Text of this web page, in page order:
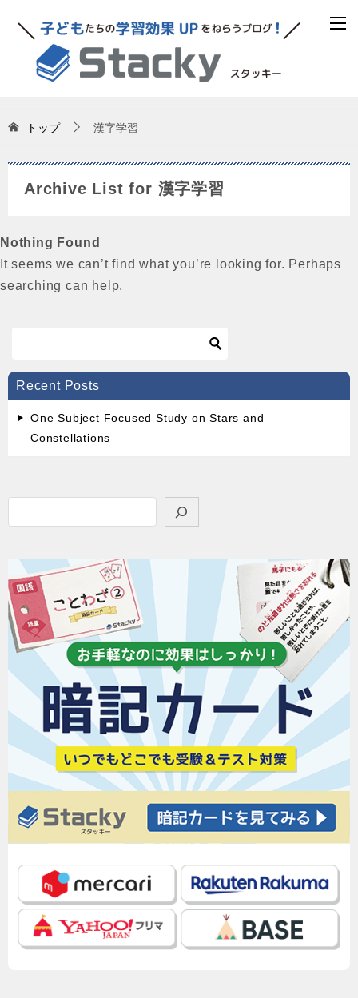
トップ 漢字学習
Archive List for 漢字学習
Nothing Found
It seems we can’t find what you’re looking for. Perhaps
searching can help.
Recent Posts
One Subject Focused Study on Stars and
Constellations
索